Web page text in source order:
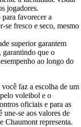
jogadores.
favorecer a
se fresco e seco, mesmo
superior garantem
garantindo que o
ao longo do
faz a escolha de um
voleibol e o
oficiais e para as
une-se aos valores de
Chaumont representa.